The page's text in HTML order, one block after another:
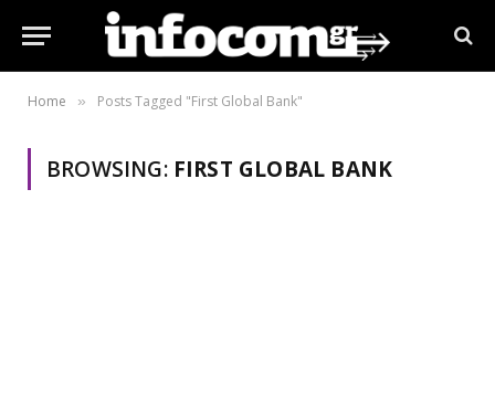
Home » Posts Tagged "First Global Bank"
BROWSING: FIRST GLOBAL BANK